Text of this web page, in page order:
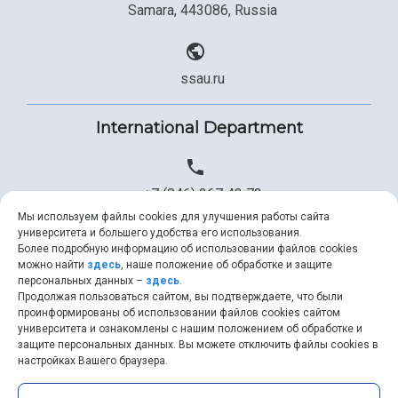
Samara, 443086, Russia
ssau.ru
International Department
+7 (846) 267 43 73
+7 (846) 334 57 22
ssau@ssau.ru
Мы используем файлы cookies для улучшения работы сайта
университета и большего удобства его использования.
Более подробную информацию об использовании файлов cookies
можно найти здесь, наше положение об обработке и защите
персональных данных – здесь.
Продолжая пользоваться сайтом, вы подтверждаете, что были
проинформированы об использовании файлов cookies сайтом
университета и ознакомлены с нашим положением об обработке и
защите персональных данных. Вы можете отключить файлы cookies в
настройках Вашего браузера.